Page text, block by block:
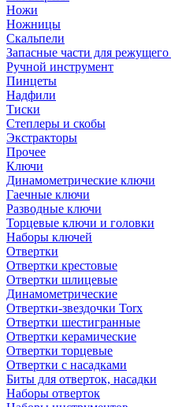
Ножи
Ножницы
Скальпели
Запасные части для
Ручной инструмент
Пинцеты
Надфили
Тиски
Степлеры и скобы
Экстракторы
Прочее
Ключи
Динамометрические ключи
Гаечные ключи
Разводные ключи
Торцевые ключи и головки
Наборы ключей
Отвертки
Отвертки крестовые
Отвертки шлицевые
Динамометрические
Отвертки-звездочки Torx
Отвертки шестигранные
Отвертки керамические
Отвертки торцевые
Отвертки с насадками
Биты для отверток, насадки
Наборы отверток